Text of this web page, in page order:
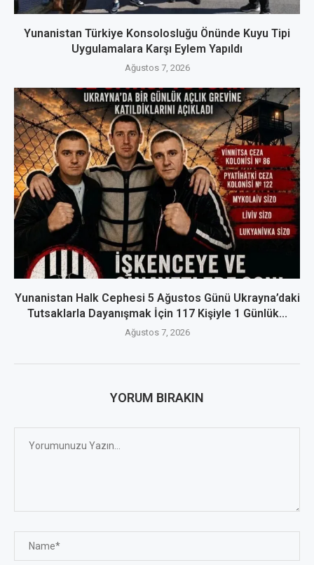
Yunanistan Türkiye Konsolosluğu Önünde Kuyu Tipi
Uygulamalara Karşı Eylem Yapıldı
Ağustos 7, 2026
Yunanistan Halk Cephesi 5 Ağustos Günü Ukrayna’daki
Tutsaklarla Dayanışmak İçin 117 Kişiyle 1 Günlük...
Ağustos 7, 2026
YORUM BIRAKIN